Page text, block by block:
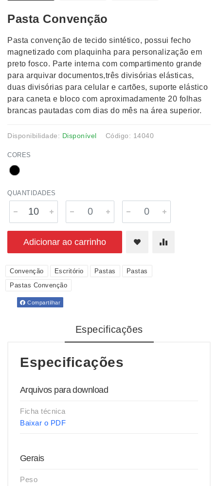
Pasta Convenção
Pasta convenção de tecido sintético, possui fecho
magnetizado com plaquinha para personalização em
preto fosco. Parte interna com compartimento grande
para arquivar documentos,três divisórias elásticas,
duas divisórias para celular e cartões, suporte elástico
para caneta e bloco com aproximadamente 20 folhas
brancas pautadas com dias do mês na área superior.
Disponibilidade: Disponível Código: 14040
CORES
QUANTIDADES
Adicionar ao carrinho
Convenção Escritório Pastas
Pastas
Pastas Convenção
Compartilhar
Especificações
Especificações
Arquivos para download
Ficha técnica
Baixar o PDF
Gerais
Peso